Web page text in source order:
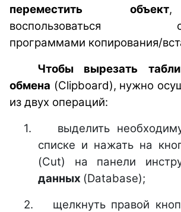
переместить объект,
воспользоваться
программами копирования/
Чтобы вырезать
обмена (Clipboard), нужно
из двух операций:
1.
выделить
списке и нажать на
(Cut) на панели
данных (Database);
2.
щелкнуть правой